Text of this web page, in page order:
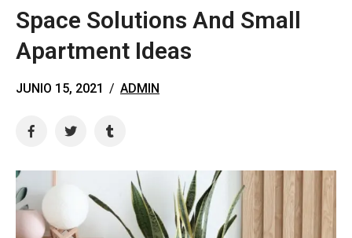
Busque su inmueble
Clientes
Propietarios
Arrendatarios
Inversionistas
Reparaciones Locativas
Simulador Venta
Ventas
Arriendos
Compras
Avalúos
Space Solutions And Small
Apartment Ideas
JUNIO 15, 2021 / ADMIN